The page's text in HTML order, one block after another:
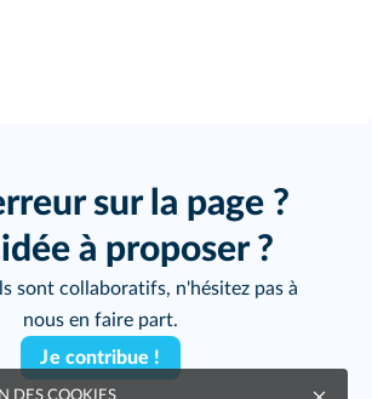
sur la page ?
à proposer ?
sont collaboratifs, n'hésitez pas à
nous en faire part.
Je contribue !